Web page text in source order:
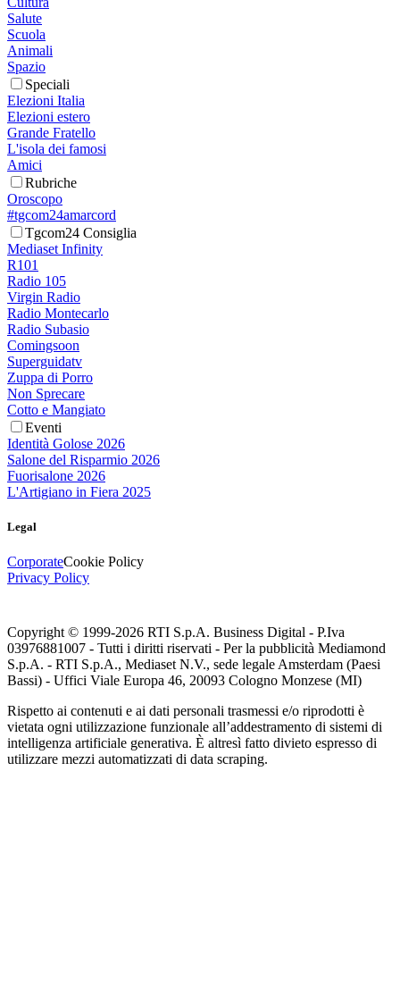
Salute
Scuola
Animali
Spazio
Speciali
Elezioni Italia
Elezioni estero
Grande Fratello
L'isola dei famosi
Amici
Rubriche
Oroscopo
#tgcom24amarcord
Tgcom24 Consiglia
Mediaset Infinity
R101
Radio 105
Virgin Radio
Radio Montecarlo
Radio Subasio
Comingsoon
Superguidatv
Zuppa di Porro
Non Sprecare
Cotto e Mangiato
Eventi
Identità Golose 2026
Salone del Risparmio 2026
Fuorisalone 2026
L'Artigiano in Fiera 2025
Legal
CorporateCookie Policy
Privacy Policy
Copyright © 1999-2026 RTI S.p.A. Business Digital - P.Iva
03976881007 - Tutti i diritti riservati - Per la pubblicità Mediamond
S.p.A. - RTI S.p.A., Mediaset N.V., sede legale Amsterdam (Paesi
Bassi) - Uffici Viale Europa 46, 20093 Cologno Monzese (MI)
Rispetto ai contenuti e ai dati personali trasmessi e/o riprodotti è
vietata ogni utilizzazione funzionale all’addestramento di sistemi di
intelligenza artificiale generativa. È altresì fatto divieto espresso di
utilizzare mezzi automatizzati di data scraping.